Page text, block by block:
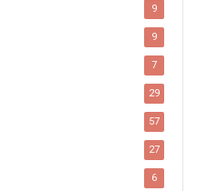
9
9
7
29
57
27
6